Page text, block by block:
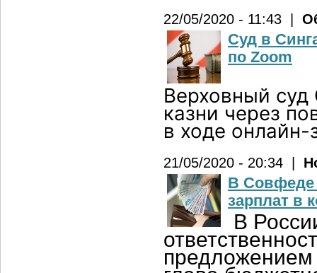
22/05/2020 - 11:43 |
Суд в
по Zoom
Верховный суд
казни через
в ходе
21/05/2020 - 20:34 |
В Совфеде
зарплат в
В
предложением